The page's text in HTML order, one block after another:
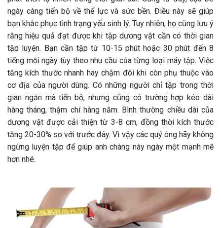
ngày càng tiến bộ về thể lực và sức bền. Điều này sẽ giúp
bạn khắc phục tình trạng yếu sinh lý. Tuy nhiên, họ cũng lưu ý
rằng hiệu quả đạt được khi tập dương vật cần có thời gian
tập luyện. Bạn cần tập từ 10-15 phút hoặc 30 phút đến 8
tiếng mỗi ngày tùy theo nhu cầu của từng loại máy tập. Việc
tăng kích thước nhanh hay chậm đôi khi còn phụ thuộc vào
cơ địa của người dùng. Có những người chỉ tập trong thời
gian ngắn mà tiến bộ, nhưng cũng có trường hợp kéo dài
hàng tháng, thậm chí hàng năm. Bình thường chiều dài của
dương vật được cải thiện từ 3-8 cm, đồng thời kích thước
tăng 20-30% so với trước đây. Vì vậy các quý ông hãy không
ngừng luyện tập để giúp anh chàng này ngày một mạnh mẽ
hơn nhé.